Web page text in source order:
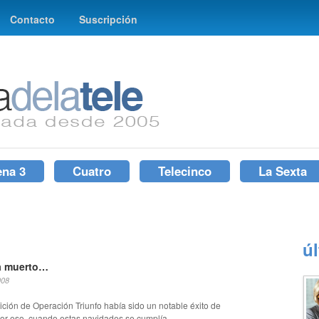
Contacto Suscripción
3 Cuatro Telecinco La Sexta
muerto…
de Operación Triunfo había sido un notable éxito de